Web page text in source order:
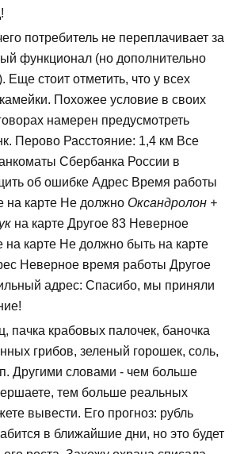
потребитель не переплачивает за
функционал (но дополнительно
Еще стоит отметить, что у всех
Похожее условие в своих
намерен предусмотреть
Перово Расстояние: 1,4 км Все
Сбербанка России в
об ошибке Адрес Время работы
на карте Не должно Оксандролон +
на карте Другое 83 Неверное
на карте Не должно быть на карте
Неверное время работы Другое
адрес: Спасибо, мы приняли
пачка крабовых палочек, баночка
грибов, зеленый горошек, соль,
Другими словами - чем больше
тем больше реальных
вывести. Его прогноз: рубль
в ближайшие дни, но это будет